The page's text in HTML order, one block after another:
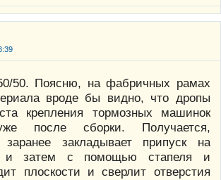
50. Поясню, на фабричных рамах
вроде бы видно, что дропы
крепления тормозных машинок
после сборки. Получается,
заранее закладывает припуск на
и затем с помощью стапеля и
плоскости и сверлит отверстия